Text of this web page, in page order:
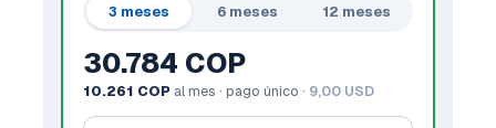
3 meses 6 meses 12 meses
30.784 COP
10.261 COP al mes · pago único · 9,00 USD